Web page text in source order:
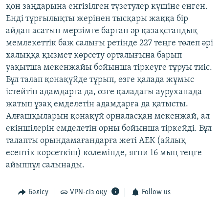
қон заңдарына енгізілген түзетулер күшіне енген.
Енді тұрғылықты жерінен тысқары жаққа бір
айдан асатын мерзімге барған әр қазақстандық
мемлекеттік баж салығы ретінде 227 теңге төлеп әрі
халыққа қызмет көрсету орталығына барып
уақытша мекенжайы бойынша тіркеуге тұруы тиіс.
Бұл талап қонақүйде тұрып, өзге қалада жұмыс
істейтін адамдарға да, өзге қаладағы ауруханада
жатып ұзақ емделетін адамдарға да қатысты.
Алғашқыларын қонақүй орналасқан мекенжай, ал
екіншілерін емделетін орны бойынша тіркейді. Бұл
талапты орындамағандарға жеті АЕК (айлық
есептік көрсеткіш) көлемінде, яғни 16 мың теңге
айыппұл салынады.
Бөлісу VPN-сіз оқу Follow us